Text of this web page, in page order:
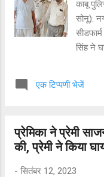
काबू
सोनू):
सिंह ने
को
अबोहर
वालों के
एक टिप्पणी भेजें
प्रेमिका ने प्रेमी
की, प्रेमी ने किया
- सितंबर 12, 2023